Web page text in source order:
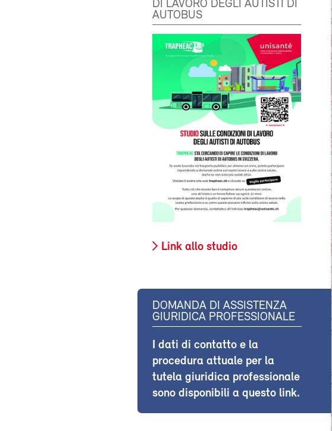
DI LAVORO DEGLI AUTISTI DI
AUTOBUS
Link allo studio
DOMANDA DI ASSISTENZA
GIURIDICA PROFESSIONALE
I dati di contatto e la
procedura attuale per la
tutela giuridica professionale
sono disponibili a questo link.